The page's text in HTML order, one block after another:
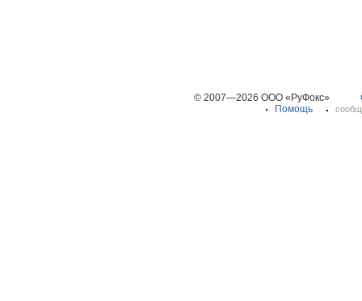
© 2007—2026 ООО «РуФокс»
Помощь